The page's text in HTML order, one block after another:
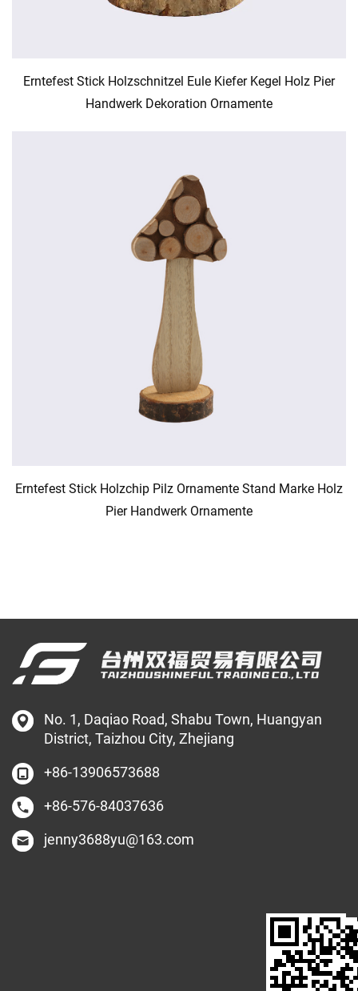
Erntefest Stick Holzschnitzel Eule Kiefer Kegel Holz Pier
Handwerk Dekoration Ornamente
Erntefest Stick Holzchip Pilz Ornamente Stand Marke Holz
Pier Handwerk Ornamente
No. 1, Daqiao Road, Shabu Town, Huangyan
District, Taizhou City, Zhejiang
+86-13906573688
+86-576-84037636
jenny3688yu@163.com